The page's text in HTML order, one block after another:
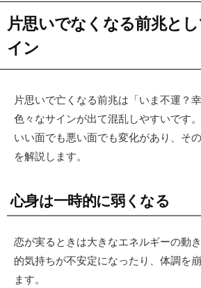
片思いでなくなる前兆と
イン
片思いで亡くなる前兆は「いま不運？
色々なサインが出て混乱しやすいです。
いい面でも悪い面でも変化があり、そ
を解説します。
心身は一時的に弱くなる
恋が実るときは大きなエネルギーの動
的気持ちが不安定になったり、体調を
ます。